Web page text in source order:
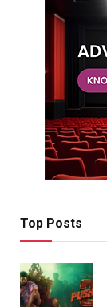
Top Posts